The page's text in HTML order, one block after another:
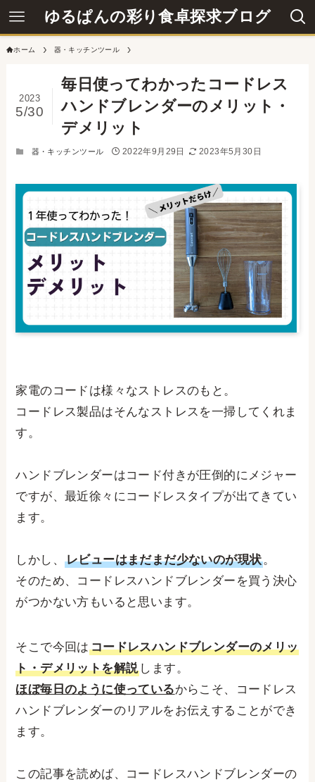
ゆるぱんの彩り食卓探求ブログ
ホーム 器・キッチンツール
毎日使ってわかったコードレス
ハンドブレンダーのメリット・
デメリット
2023
5/30
器・キッチンツール 2022年9月29日 2023年5月30日
家電のコードは様々なストレスのもと。
コードレス製品はそんなストレスを一掃してくれま
す。
ハンドブレンダーはコード付きが圧倒的にメジャー
ですが、最近徐々にコードレスタイプが出てきてい
ます。
しかし、レビューはまだまだ少ないのが現状。
そのため、コードレスハンドブレンダーを買う決心
がつかない方もいると思います。
そこで今回は コードレスハンドブレンダーのメリッ
ト・デメリットを解説 します。
ほぼ毎日のように使っているからこそ、コードレス
ハンドブレンダーのリアルをお伝えすることができ
ます。
この記事を読めば、コードレスハンドブレンダーの